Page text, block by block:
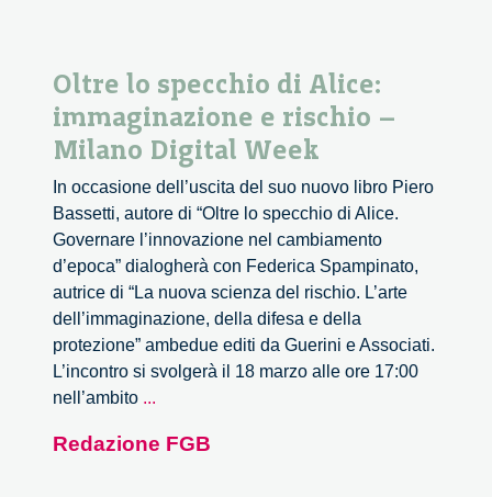
Oltre lo specchio di Alice:
immaginazione e rischio –
Milano Digital Week
In occasione dell’uscita del suo nuovo libro Piero
Bassetti, autore di “Oltre lo specchio di Alice.
Governare l’innovazione nel cambiamento
d’epoca” dialogherà con Federica Spampinato,
autrice di “La nuova scienza del rischio. L’arte
dell’immaginazione, della difesa e della
protezione” ambedue editi da Guerini e Associati.
L’incontro si svolgerà il 18 marzo alle ore 17:00
nell’ambito ...
specchio
Redazione FGB